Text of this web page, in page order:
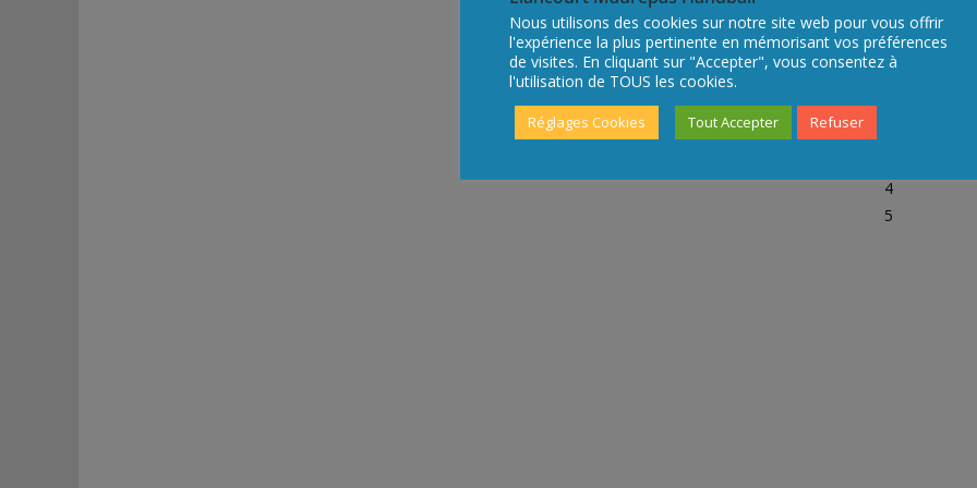
1
5
4
5
Nous utilisons des cookies sur notre site web pour vous offrir
l'expérience la plus pertinente en mémorisant vos préférences
de visites. En cliquant sur "Accepter", vous consentez à
l'utilisation de TOUS les cookies.
Réglages Cookies Tout Accepter Refuser